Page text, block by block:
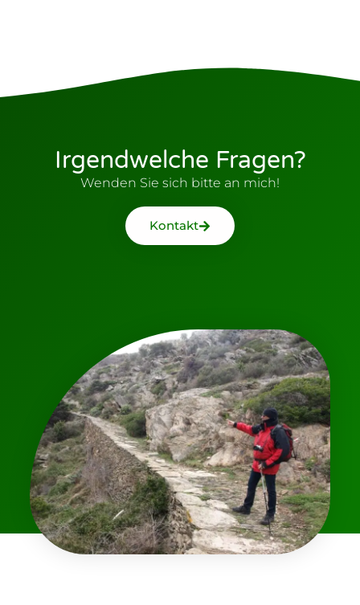
Irgendwelche Fragen?
Wenden Sie sich bitte an mich!
Kontakt